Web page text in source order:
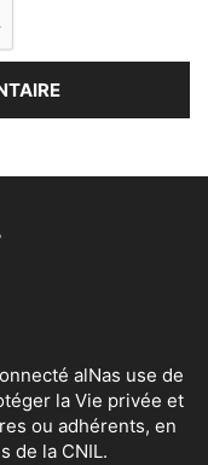
alNas use de
la Vie privée et
ou adhérents, en
de la CNIL.